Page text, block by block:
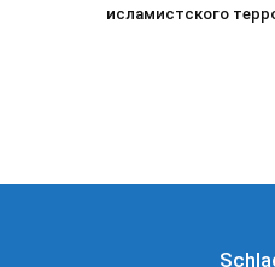
исламистского